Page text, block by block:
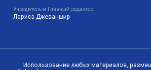
Учредитель и Главный редактор:
Лариса Джеваншир
Использование любых материалов,